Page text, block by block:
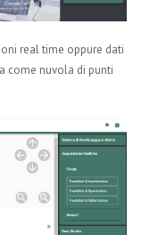
real time oppure dati
come nuvola di punti